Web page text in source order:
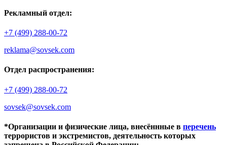
Рекламный отдел:
+7 (499) 288-00-72
reklama@sovsek.com
Отдел распространения:
+7 (499) 288-00-72
sovsek@sovsek.com
*Организации и физические лица, внесённные в перечень
террористов и экстремистов, деятельность которых